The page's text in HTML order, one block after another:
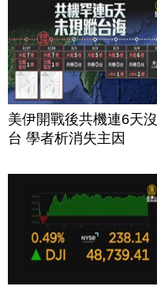
美伊開戰後共機連6天
台 學者析消失主因